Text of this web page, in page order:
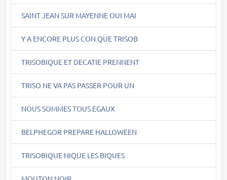
SAINT JEAN SUR MAYENNE OUI MAI
Y A ENCORE PLUS CON QUE TRISOB
TRISOBIQUE ET DECATIE PRENNENT
TRISO NE VA PAS PASSER POUR UN
NOUS SOMMES TOUS EGAUX
BELPHEGOR PREPARE HALLOWEEN
TRISOBIQUE NIQUE LES BIQUES